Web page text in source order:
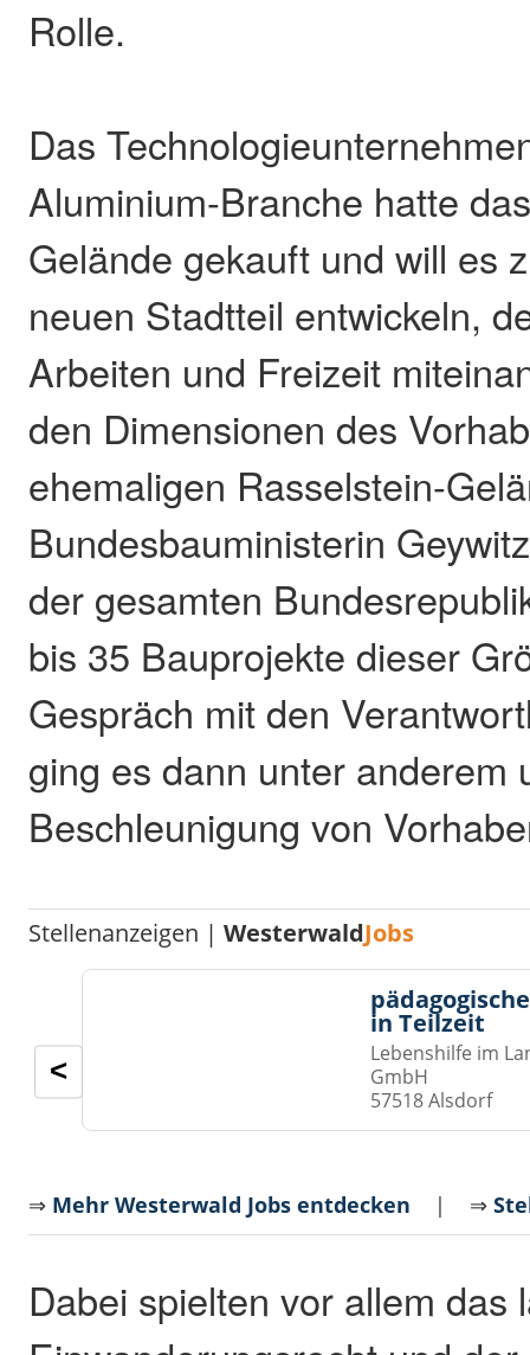
Rolle.
Das
Aluminium-Branche hatte
Gelände gekauft und will es
neuen Stadtteil entwickeln,
Arbeiten und Freizeit
den Dimensionen des
ehemaligen Rasselstein-
Bundesbauministerin
der gesamten
bis 35 Bauprojekte dieser
Gespräch mit den
ging es dann unter anderem
Beschleunigung von
Stellenanzeigen |WesterwaldJobs
in Teilzeit
Lebenshilfe im
GmbH
57518 Alsdorf
<
⇒ Mehr Westerwald Jobs entdecken | ⇒
Dabei spielten vor allem das